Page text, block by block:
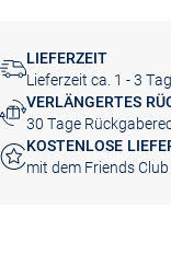
LIEFERZEIT
Lieferzeit ca. 1 - 3
VERLÄNGERTES
30 Tage
KOSTENLOSE
mit dem Friends Club